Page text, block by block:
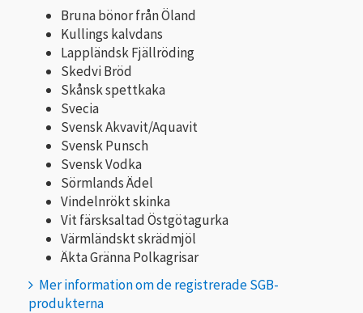
Bruna bönor från Öland
Kullings kalvdans
Lappländsk Fjällröding
Skedvi Bröd
Skånsk spettkaka
Svecia
Svensk Akvavit/Aquavit
Svensk Punsch
Svensk Vodka
Sörmlands Ädel
Vindelnrökt skinka
Vit färsksaltad Östgötagurka
Värmländskt skrädmjöl
Äkta Gränna Polkagrisar
Mer information om de registrerade SGB-
produkterna